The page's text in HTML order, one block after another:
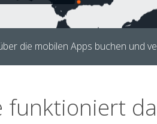
die mobilen Apps buchen und
funktioniert